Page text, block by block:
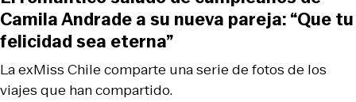
La exMiss Chile comparte una serie de fotos de los
viajes que han compartido.
Camila Andrade a su nueva pareja: “Que tu
felicidad sea eterna”